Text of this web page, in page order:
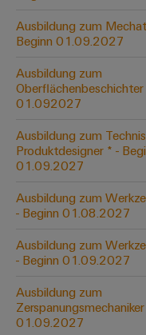
Prozessindustrie
Mehr
durch
Lösungen
die
Herausforderungen
Schaltschrankbau
Moderne
und
digitale
Industrial
Service
Platform
easyConnect
Regler
&
PCB
Engineering-
und
Smart
Metering
Weidmüller
AI
Access
&
OCI-
EDI-
Schnittstelle
ALLE
SERVICES
Messen
&
Globale
Messen
&
Events
Ausbildung zum
Beginn 01.09.2027
Ausbildung zum
Oberflächenbeschichter
01.092027
Ausbildung zum
Produktdesigner * -
01.09.2027
Ausbildung zum
- Beginn 01.08.2027
Ausbildung zum
- Beginn 01.09.2027
Ausbildung zum
01.09.2027